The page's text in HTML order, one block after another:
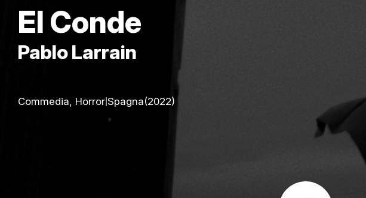
El Conde
Pablo Larrain
Commedia, Horror|Spagna(2022)